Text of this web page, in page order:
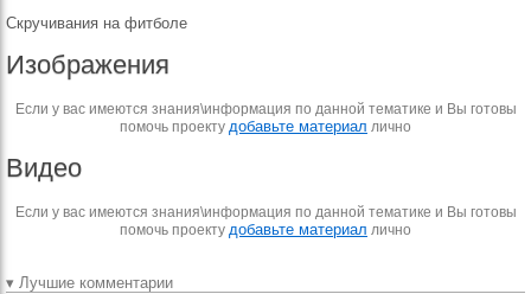
Скручивания на фитболе
Изображения
Если у вас имеются знания\информация по данной тематике и Вы готовы
помочь проекту добавьте материал лично
Видео
Если у вас имеются знания\информация по данной тематике и Вы готовы
помочь проекту добавьте материал лично
▾ Лучшие комментарии